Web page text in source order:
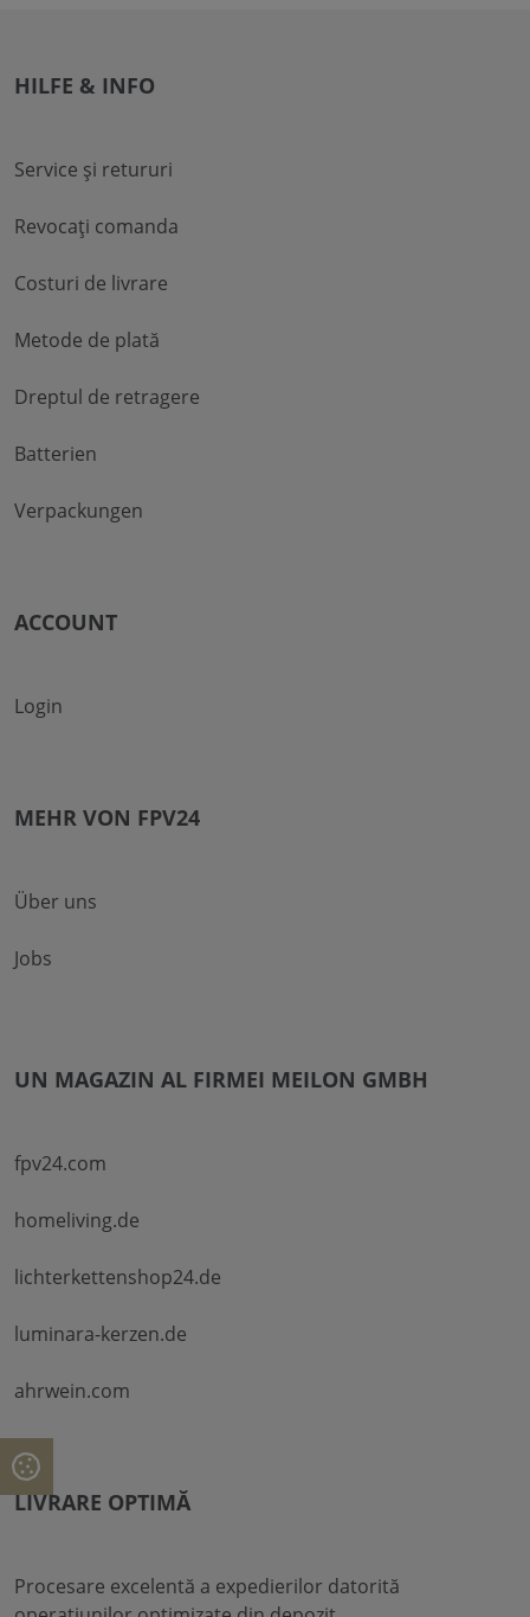
HILFE & INFO
Service și retururi
Revocați comanda
Costuri de livrare
Metode de plată
Dreptul de retragere
Batterien
Verpackungen
ACCOUNT
Login
MEHR VON FPV24
Über uns
Jobs
UN MAGAZIN AL FIRMEI MEILON GMBH
fpv24.com
homeliving.de
lichterkettenshop24.de
luminara-kerzen.de
ahrwein.com
LIVRARE OPTIMĂ
Procesare excelentă a expedierilor datorită